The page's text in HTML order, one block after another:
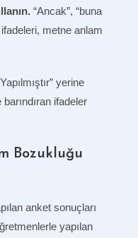
“Ancak”, “buna
metne anlam
yerine
barındıran ifadeler
Bozukluğu
anket sonuçları
yapılan